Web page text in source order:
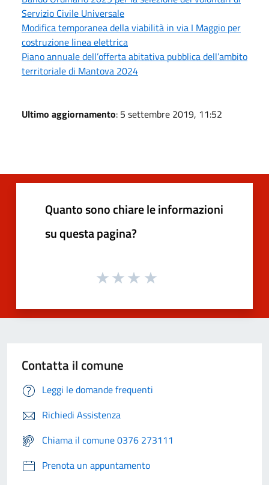
Servizio Civile Universale
Modifica temporanea della viabilità in via I Maggio per
costruzione linea elettrica
Piano annuale dell’offerta abitativa pubblica dell’ambito
territoriale di Mantova 2024
Ultimo aggiornamento: 5 settembre 2019, 11:52
Quanto sono chiare le informazioni
su questa pagina?
Contatta il comune
Leggi le domande frequenti
Richiedi Assistenza
Chiama il comune 0376 273111
Prenota un appuntamento